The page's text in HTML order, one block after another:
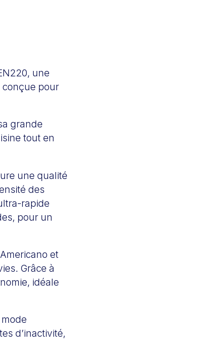
une
conçue pour
grande
tout en
une qualité
des
rapide
pour un
et
Grâce à
idéale
d’inactivité,